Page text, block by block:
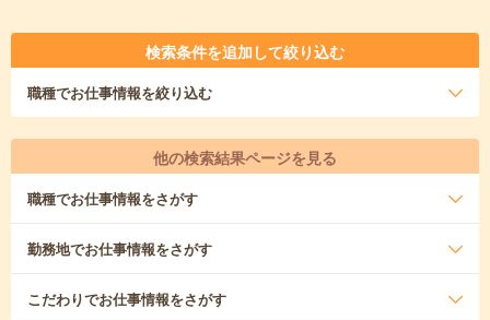
検索条件を追加して絞り込む
職種でお仕事情報を絞り込む
他の検索結果ページを見る
職種でお仕事情報をさがす
勤務地でお仕事情報をさがす
こだわりでお仕事情報をさがす